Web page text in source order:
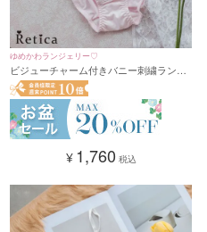
ゆめかわランジェリー♡
ビジューチャーム付きバニー刺繍ランジ
ェリーセット(ライトピンク)(A～F/65～
80)
¥ 1,760 税込